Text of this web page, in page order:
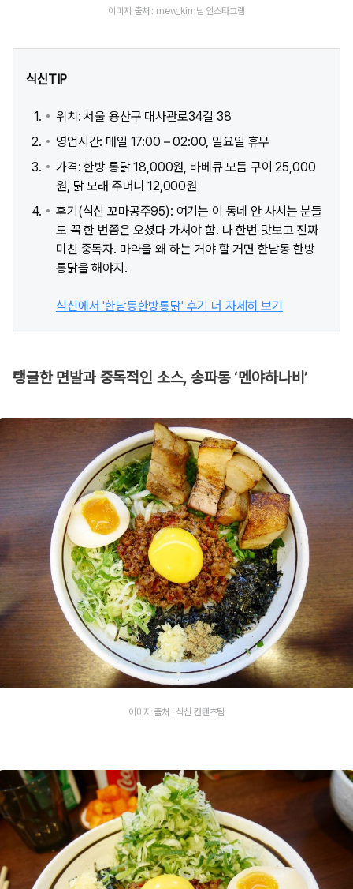
이미지 출처 : mew_kim님 인스타그램
식신TIP
위치: 서울 용산구 대사관로34길 38
영업시간: 매일 17:00 – 02:00, 일요일 휴무
가격: 한방 통닭 18,000원, 바베큐 모듬 구이 25,000
원, 닭 모래 주머니 12,000원
후기(식신 꼬마공주95): 여기는 이 동네 안 사시는 분들
도 꼭 한 번쯤은 오셨다 가셔야 함. 나 한번 맛보고 진짜
미친 중독자. 마약을 왜 하는 거야 할 거면 한남동 한방
통닭을 해야지.
식신에서 '한남동한방통닭' 후기 더 자세히 보기
탱글한 면발과 중독적인 소스, 송파동 ‘멘야하나비’
이미지 출처 : 식신 컨텐츠팀